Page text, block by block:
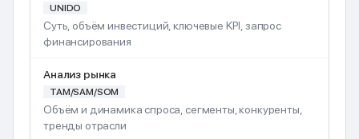
UNIDO
Суть, объём инвестиций, ключевые KPI, запрос
финансирования
Анализ рынка
TAM/SAM/SOM
Объём и динамика спроса, сегменты, конкуренты,
тренды отрасли